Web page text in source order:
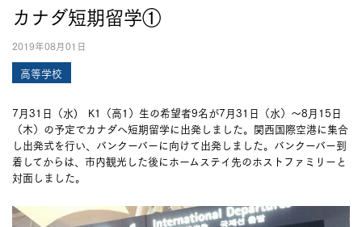
カナダ短期留学①
2019年08月01日
高等学校
7月31日（水) K1（高1）生の希望者9名が7月31日（水）～8月15日
（木）の予定でカナダへ短期留学に出発しました。関西国際空港に集合
し出発式を行い、バンクーバーに向けて出発しました。バンクーバー到
着してからは、市内観光した後にホームステイ先のホストファミリーと
対面しました。